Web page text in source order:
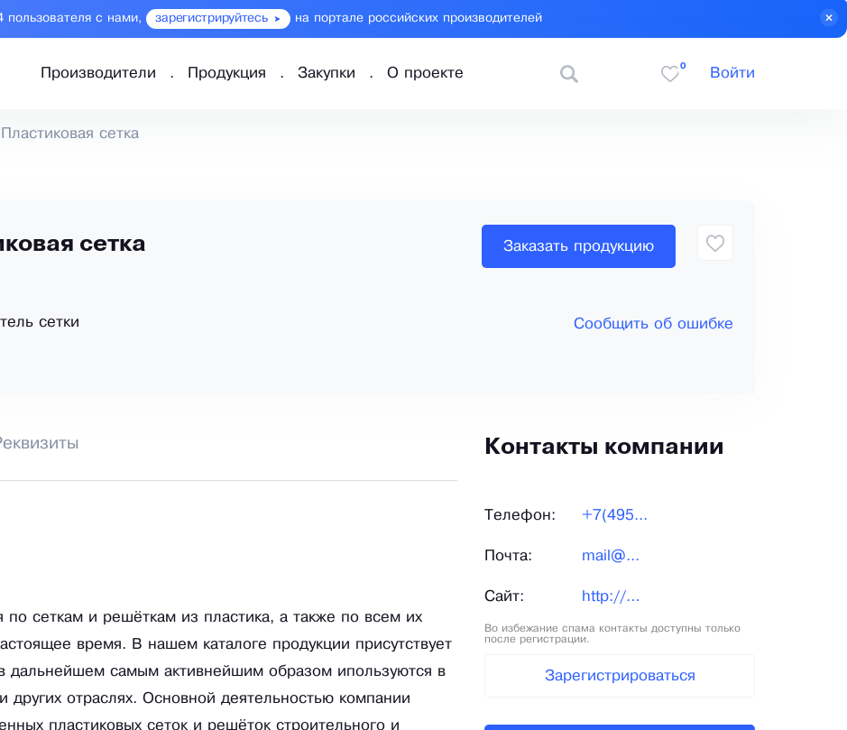
пользователя с нами, зарегистрируйтесь на портале российских производителей
Производители Продукция Закупки О проекте
0
Войти
Пластиковая сетка
сетка
сетки
Заказать продукцию
Сообщить об ошибке
сеткам и решёткам из пластика, а также по всем их
время. В нашем каталоге продукции присутствует
дальнейшем самым активнейшим образом ипользуются в
других отраслях. Основной деятельностью компании
пластиковых сеток и решёток строительного и
Контакты компании
Телефон: +7(495...
Почта: mail@...
Сайт: http://plastikovaya-setka.ru/
Во избежание спама контакты доступны только
после регистрации.
Зарегистрироваться